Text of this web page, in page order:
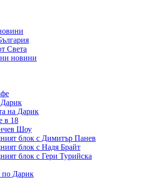
Света
новини
на Дарик
в 18
Шоу
блок с Димитър Панев
блок с Надя Брайт
блок с Гери Турийска
по Дарик